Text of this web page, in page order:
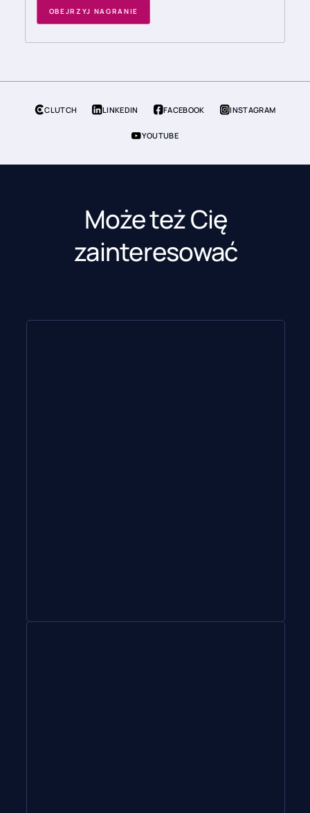
OBEJRZYJ NAGRANIE
CLUTCH LINKEDIN FACEBOOK INSTAGRAM
YOUTUBE
Może też Cię
zainteresować